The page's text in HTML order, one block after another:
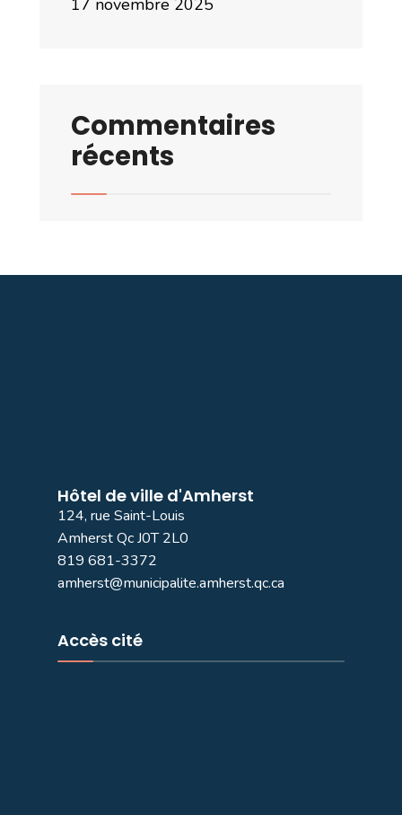
17 novembre 2025
Commentaires
récents
Hôtel de ville d'Amherst
124, rue Saint-Louis
Amherst Qc J0T 2L0
819 681-3372
amherst@municipalite.amherst.qc.ca
Accès cité